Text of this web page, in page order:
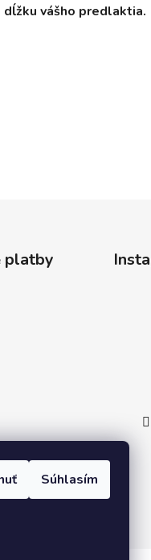
Súhlasím
vášho predlaktia.
platby